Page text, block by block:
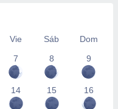
Vie Sáb
Dom
7
8 9
14 15 16